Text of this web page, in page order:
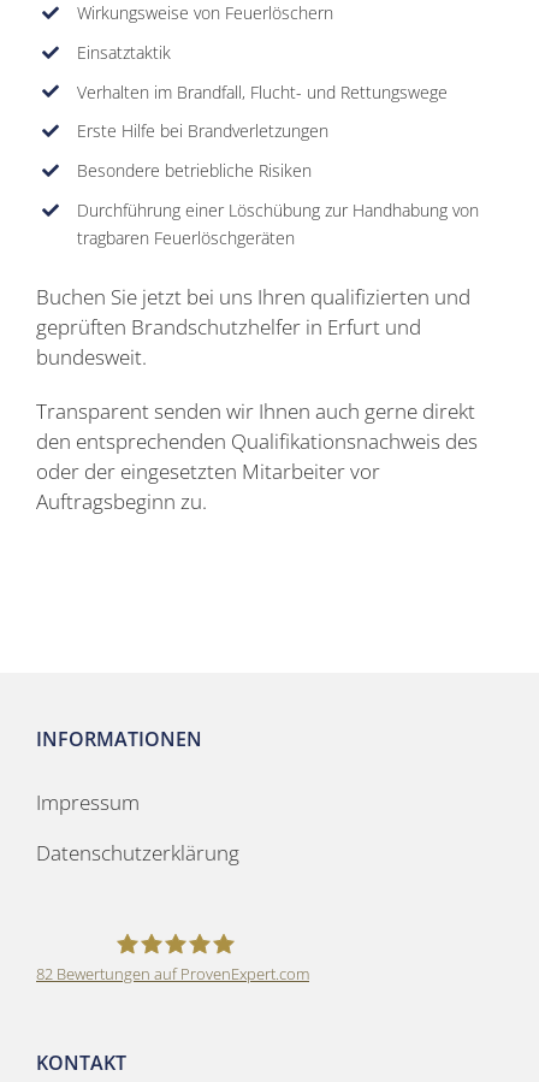
Wirkungsweise von Feuerlöschern
Einsatztaktik
Verhalten im Brandfall, Flucht- und Rettungswege
Erste Hilfe bei Brandverletzungen
Besondere betriebliche Risiken
Durchführung einer Löschübung zur Handhabung von
tragbaren Feuerlöschgeräten
Buchen Sie jetzt bei uns Ihren qualifizierten und
geprüften Brandschutzhelfer in Erfurt und
bundesweit.
Transparent senden wir Ihnen auch gerne direkt
den entsprechenden Qualifikationsnachweis des
oder der eingesetzten Mitarbeiter vor
Auftragsbeginn zu.
INFORMATIONEN
Impressum
Datenschutzerklärung
82 Bewertungen auf ProvenExpert.com
KONTAKT